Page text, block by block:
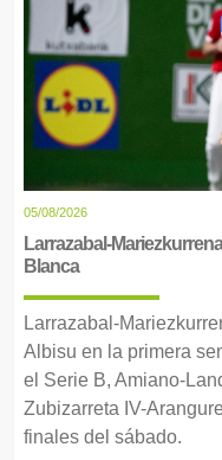
05/08/2026
Larrazabal-
Blanca
Larrazabal-
Albisu en la primera
el Serie B, Amiano-
Zubizarreta IV-
finales del sábado.